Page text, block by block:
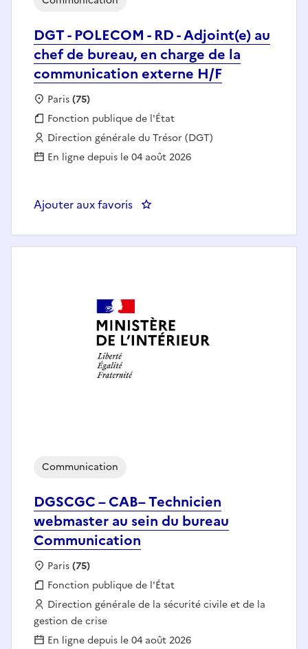
DGT - POLECOM - RD - Adjoint(e) au
chef de bureau, en charge de la
communication externe H/F
Localisation :
Paris(75)
Fonction publique :
Fonction publique de l'État
Employeur :
Direction générale du Trésor (DGT)
En ligne depuis le 04 août 2026
Ajouter aux favoris : DGT - POLECOM - RD -
DGSCGC – CAB– Technicien
webmaster au sein du bureau
Communication
Communication
Localisation :
Paris(75)
Fonction publique :
Fonction publique de l'État
Employeur :
Direction générale de la sécurité civile et de la
gestion de crise
En ligne depuis le 04 août 2026